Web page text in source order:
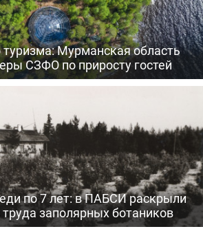
туризма: Мурманская область
СЗФО по приросту гостей
по 7 лет: в ПАБСИ раскрыли
заполярных ботаников